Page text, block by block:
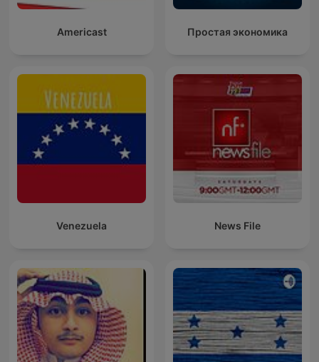
Americast Простая экономика
Venezuela News File